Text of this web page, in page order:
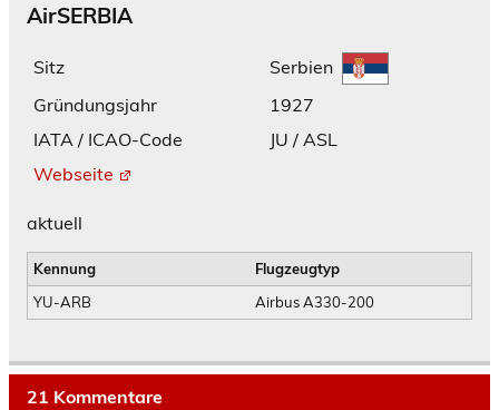
AirSERBIA
Sitz
Serbien
Gründungsjahr
1927
IATA / ICAO-Code
JU / ASL
Webseite
aktuell
Kennung
Flugzeugtyp
YU-ARB
Airbus A330-200
21 Kommentare